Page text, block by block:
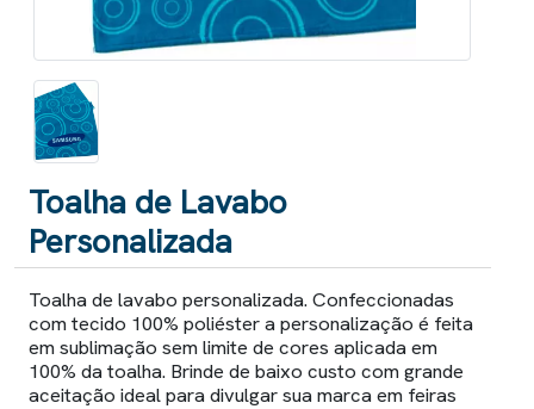
Toalha de Lavabo
Personalizada
Toalha de lavabo personalizada. Confeccionadas
com tecido 100% poliéster a personalização é feita
em sublimação sem limite de cores aplicada em
100% da toalha. Brinde de baixo custo com grande
aceitação ideal para divulgar sua marca em feiras